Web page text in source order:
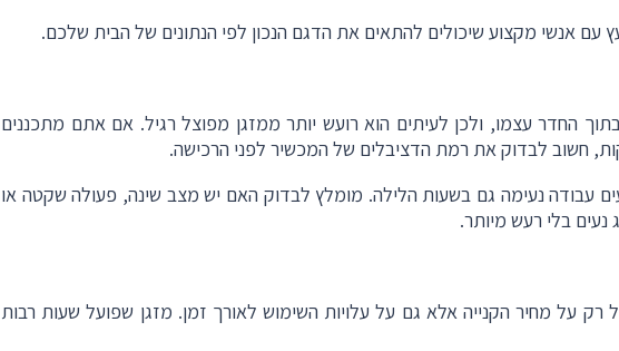
עם אנשי מקצוע שיכולים להתאים את הדגם הנכון לפי הנתונים של הבית שלכם.
החדר עצמו, ולכן לעיתים הוא רועש יותר ממזגן מפוצל רגיל. אם אתם מתכננים
חשוב לבדוק את רמת הדציבלים של המכשיר לפני הרכישה.
עבודה נעימה גם בשעות הלילה. מומלץ לבדוק האם יש מצב שינה, פעולה שקטה או
בלי רעש מיותר.
על מחיר הקנייה אלא גם על עלויות השימוש לאורך זמן. מזגן שפועל שעות רבות